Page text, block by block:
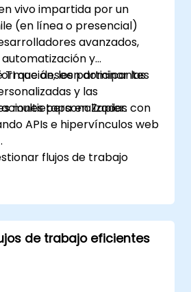
vivo impartida por un
(en línea o presencial)
avanzados,
y
que deseen dominar las
y las
multietapa en Zapier.
los participantes
personalizadas con
APIs e hipervínculos web
flujos de trabajo
flujos de trabajo de
avanzados.
con aplicaciones
menos comunes.
de trabajo eficientes